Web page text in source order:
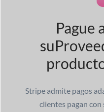
Pague
su
Stripe admite pagos
clientes pagan con